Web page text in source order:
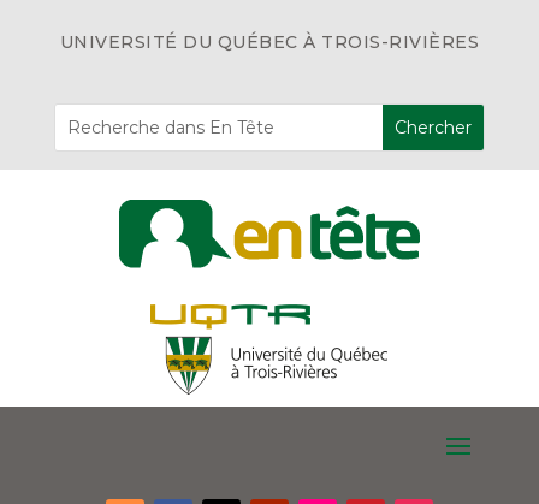
UNIVERSITÉ DU QUÉBEC À TROIS-RIVIÈRES